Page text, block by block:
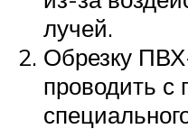
лучей.
Обрезку
проводить